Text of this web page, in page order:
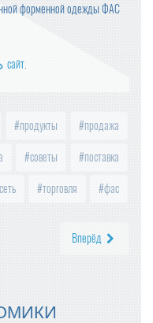
форменной одежды ФАС
сайт.
продукты продажа
советы поставка
торговля фас
Вперёд